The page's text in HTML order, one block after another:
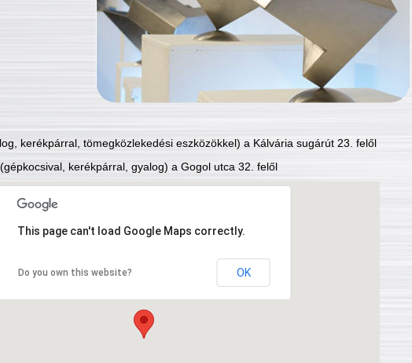
kerékpárral, tömegközlekedési eszközökkel) a Kálvária sugárút 23. felől
kerékpárral, gyalog) a Gogol utca 32. felől
This page can't load Google Maps correctly.
Do you own this website? OK